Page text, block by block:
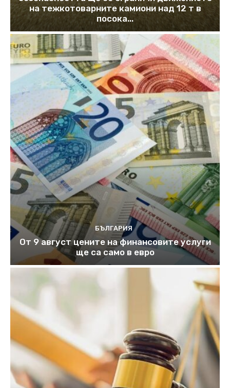
на тежкотоварните камиони над 12 т в
посока...
БЪЛГАРИЯ
От 9 август цените на финансовите услуги
ще са само в евро